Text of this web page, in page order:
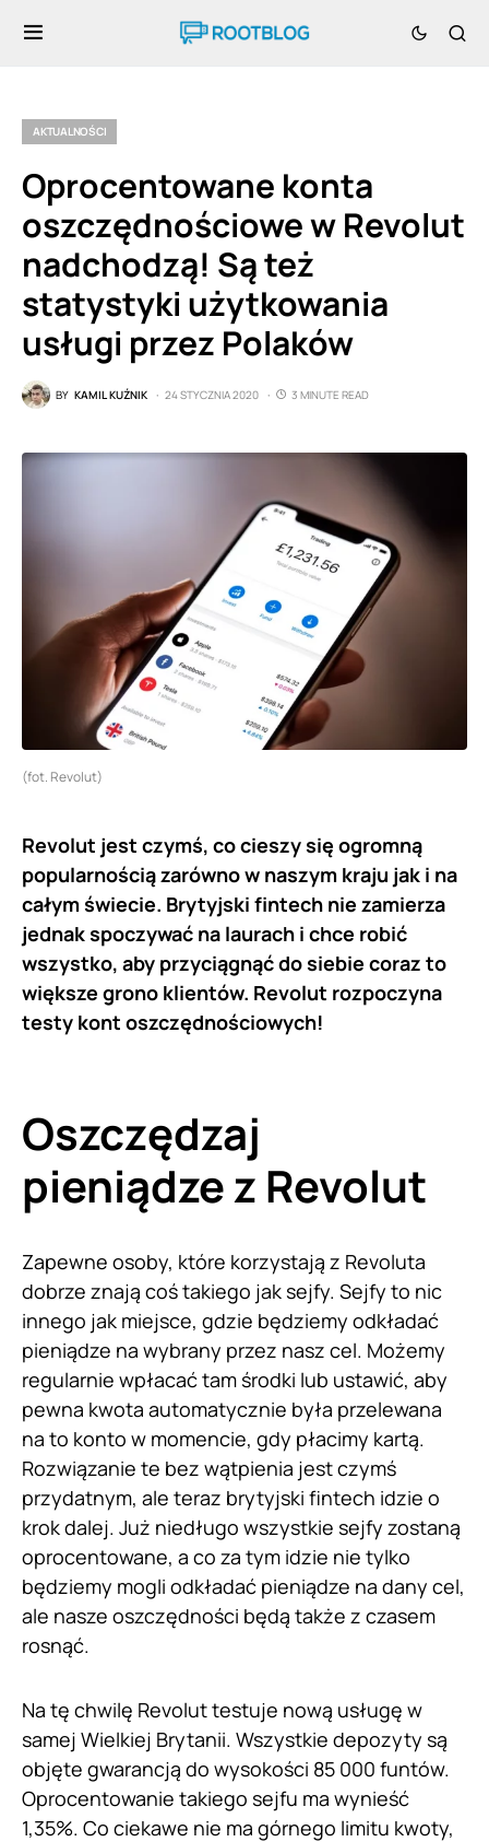
AKTUALNOŚCI
Oprocentowane konta
oszczędnościowe w Revolut
nadchodzą! Są też
statystyki użytkowania
usługi przez Polaków
BY KAMIL KUŹNIK 24 STYCZNIA 2020 3 MINUTE READ
(fot. Revolut)
Revolut jest czymś, co cieszy się ogromną
popularnością zarówno w naszym kraju jak i na
całym świecie. Brytyjski fintech nie zamierza
jednak spoczywać na laurach i chce robić
wszystko, aby przyciągnąć do siebie coraz to
większe grono klientów. Revolut rozpoczyna
testy kont oszczędnościowych!
Oszczędzaj
pieniądze z Revolut
Zapewne osoby, które korzystają z Revoluta
dobrze znają coś takiego jak sejfy. Sejfy to nic
innego jak miejsce, gdzie będziemy odkładać
pieniądze na wybrany przez nasz cel. Możemy
regularnie wpłacać tam środki lub ustawić, aby
pewna kwota automatycznie była przelewana
na to konto w momencie, gdy płacimy kartą.
Rozwiązanie te bez wątpienia jest czymś
przydatnym, ale teraz brytyjski fintech idzie o
krok dalej. Już niedługo wszystkie sejfy zostaną
oprocentowane, a co za tym idzie nie tylko
będziemy mogli odkładać pieniądze na dany cel,
ale nasze oszczędności będą także z czasem
rosnąć.
Na tę chwilę Revolut testuje nową usługę w
samej Wielkiej Brytanii. Wszystkie depozyty są
objęte gwarancją do wysokości 85 000 funtów.
Oprocentowanie takiego sejfu ma wynieść
1,35%. Co ciekawe nie ma górnego limitu kwoty,